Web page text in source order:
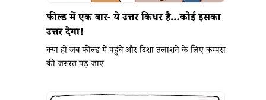
फील्ड में एक बार- ये उत्तर किधर है…कोई इसका
उत्तर देगा!
क्या हो जब फील्ड में पहुंचे और दिशा तलाशने के लिए कम्पस
की जरूरत पड़ जाए